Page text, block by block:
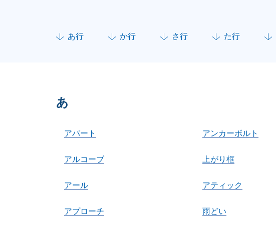
あ行 か行 さ行 た行
あ
アパート アンカーボルト
アルコーブ 上がり框
アール アティック
アプローチ 雨どい